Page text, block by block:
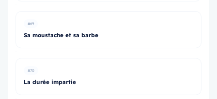
#69
Sa moustache et sa barbe
#70
La durée impartie